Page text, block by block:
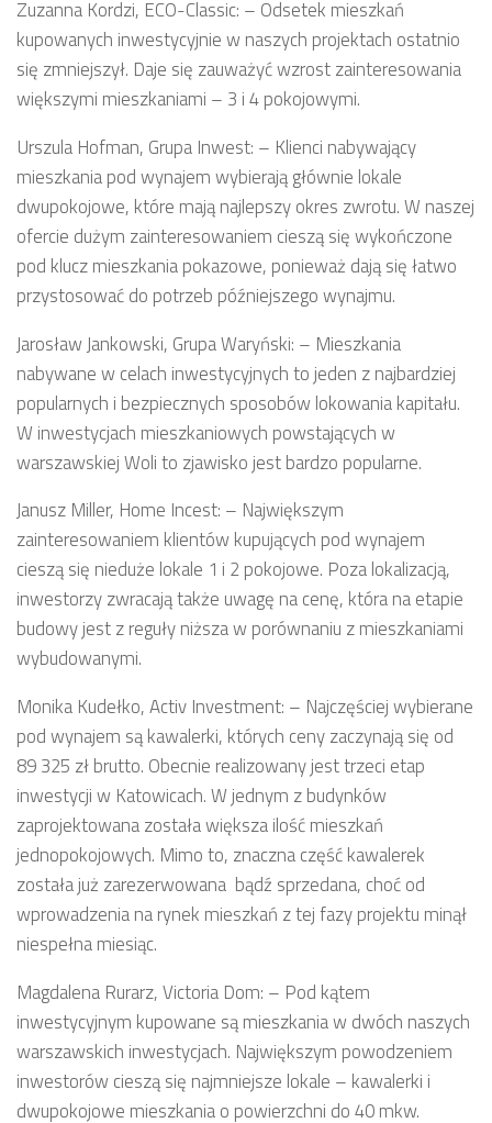
Zuzanna Kordzi, ECO-Classic: – Odsetek mieszkań
kupowanych inwestycyjnie w naszych projektach ostatnio
się zmniejszył. Daje się zauważyć wzrost zainteresowania
większymi mieszkaniami – 3 i 4 pokojowymi.
Urszula Hofman, Grupa Inwest: – Klienci nabywający
mieszkania pod wynajem wybierają głównie lokale
dwupokojowe, które mają najlepszy okres zwrotu. W naszej
ofercie dużym zainteresowaniem cieszą się wykończone
pod klucz mieszkania pokazowe, ponieważ dają się łatwo
przystosować do potrzeb późniejszego wynajmu.
Jarosław Jankowski, Grupa Waryński: – Mieszkania
nabywane w celach inwestycyjnych to jeden z najbardziej
popularnych i bezpiecznych sposobów lokowania kapitału.
W inwestycjach mieszkaniowych powstających w
warszawskiej Woli to zjawisko jest bardzo popularne.
Janusz Miller, Home Incest: – Największym
zainteresowaniem klientów kupujących pod wynajem
cieszą się nieduże lokale 1 i 2 pokojowe. Poza lokalizacją,
inwestorzy zwracają także uwagę na cenę, która na etapie
budowy jest z reguły niższa w porównaniu z mieszkaniami
wybudowanymi.
Monika Kudełko, Activ Investment: – Najczęściej wybierane
pod wynajem są kawalerki, których ceny zaczynają się od
89 325 zł brutto. Obecnie realizowany jest trzeci etap
inwestycji w Katowicach. W jednym z budynków
zaprojektowana została większa ilość mieszkań
jednopokojowych. Mimo to, znaczna część kawalerek
została już zarezerwowana bądź sprzedana, choć od
wprowadzenia na rynek mieszkań z tej fazy projektu minął
niespełna miesiąc.
Magdalena Rurarz, Victoria Dom: – Pod kątem
inwestycyjnym kupowane są mieszkania w dwóch naszych
warszawskich inwestycjach. Największym powodzeniem
inwestorów cieszą się najmniejsze lokale – kawalerki i
dwupokojowe mieszkania o powierzchni do 40 mkw.